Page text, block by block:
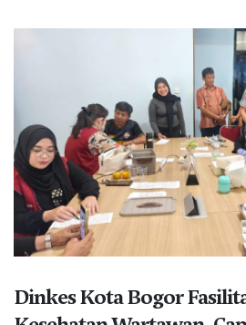
Dinkes Kota Bogor